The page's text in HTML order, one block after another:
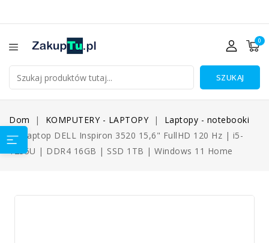
0
SZUKAJ
Dom KOMPUTERY - LAPTOPY
Laptopy - notebooki
Laptop DELL Inspiron 3520 15,6" FullHD 120 Hz | i5-
1235U | DDR4 16GB | SSD 1TB | Windows 11 Home